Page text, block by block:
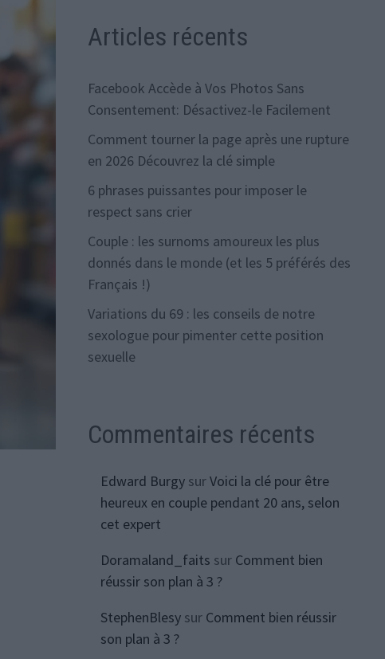
Articles récents
Facebook Accède à Vos Photos Sans
Consentement: Désactivez-le Facilement
Comment tourner la page après une rupture
en 2026 Découvrez la clé simple
6 phrases puissantes pour imposer le
respect sans crier
Couple : les surnoms amoureux les plus
donnés dans le monde (et les 5 préférés des
Français !)
Variations du 69 : les conseils de notre
sexologue pour pimenter cette position
sexuelle
Commentaires récents
Edward BurgysurVoici la clé pour être
heureux en couple pendant 20 ans, selon
cet expert
Doramaland_faits sur Comment bien
réussir son plan à 3 ?
StephenBlesysur Comment bien réussir
son plan à 3 ?